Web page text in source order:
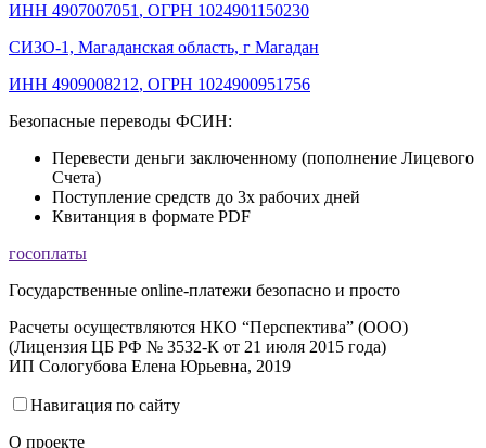
ИНН 4907007051, ОГРН 1024901150230
СИЗО-1, Магаданская область, г Магадан
ИНН 4909008212, ОГРН 1024900951756
Безопасные переводы ФСИН:
Перевести деньги заключенному (пополнение Лицевого
Счета)
Поступление средств до 3х рабочих дней
Квитанция в формате PDF
госоплаты
Государственные online-платежи безопасно и просто
Расчеты осуществляются НКО “Перспектива” (ООО)
(Лицензия ЦБ РФ № 3532-К от 21 июля 2015 года)
ИП Сологубова Елена Юрьевна, 2019
Навигация по сайту
О проекте